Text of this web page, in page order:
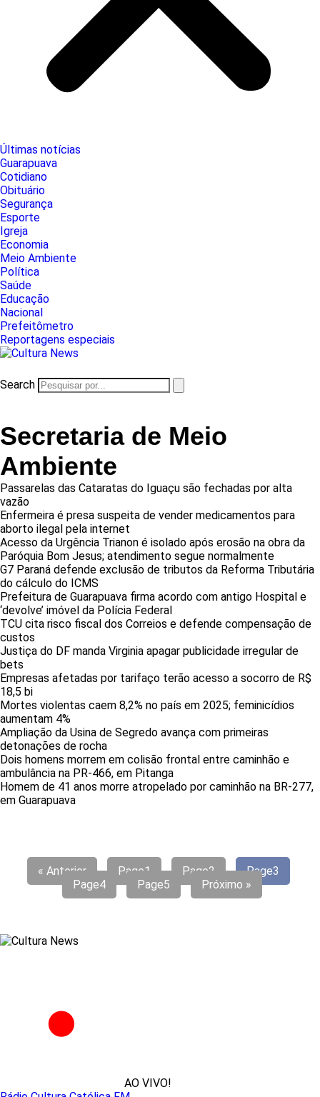
Últimas notícias
Guarapuava
Cotidiano
Obituário
Segurança
Esporte
Igreja
Economia
Meio Ambiente
Política
Saúde
Educação
Nacional
Prefeitômetro
Reportagens especiais
Search
Secretaria de Meio
Ambiente
Passarelas das Cataratas do Iguaçu são fechadas por alta
vazão
Enfermeira é presa suspeita de vender medicamentos para
aborto ilegal pela internet
Acesso da Urgência Trianon é isolado após erosão na obra da
Paróquia Bom Jesus; atendimento segue normalmente
G7 Paraná defende exclusão de tributos da Reforma Tributária
do cálculo do ICMS
Prefeitura de Guarapuava firma acordo com antigo Hospital e
‘devolve’ imóvel da Polícia Federal
TCU cita risco fiscal dos Correios e defende compensação de
custos
Justiça do DF manda Virginia apagar publicidade irregular de
bets
Empresas afetadas por tarifaço terão acesso a socorro de R$
18,5 bi
Mortes violentas caem 8,2% no país em 2025; feminicídios
aumentam 4%
Ampliação da Usina de Segredo avança com primeiras
detonações de rocha
Dois homens morrem em colisão frontal entre caminhão e
ambulância na PR-466, em Pitanga
Homem de 41 anos morre atropelado por caminhão na BR-277,
em Guarapuava
« Anterior Page1 Page2 Page3
Page4 Page5 Próximo »
AO VIVO!